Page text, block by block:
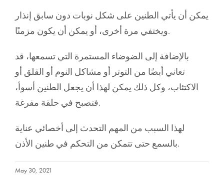
يمكن أن يأتي الطنين على شكل نوبات دون سابق إنذار
ويختفي مرة أخرى، أو يمكن أن يكون مزمنًا.
بالإضافة إلى الضوضاء المستمرة التي تسمعها، قد
تعاني أيضًا من التوتر أو مشاكل النوم أو القلق أو
الاكتئاب، وكل ذلك يمكن لهذا أن يجعل الطنين أسوأ،
فتصبح في حلقة مفرغة.
لهذا السبب من المهم التحدث إلى أخصائي عناية
بالسمع حتى تتمكن من التحكم في طنين الأذن.
May 30, 2021